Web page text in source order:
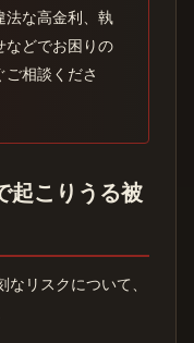
法な高金利、執
などでお困りの
相談くださ
起こりうる被
リスクについて、